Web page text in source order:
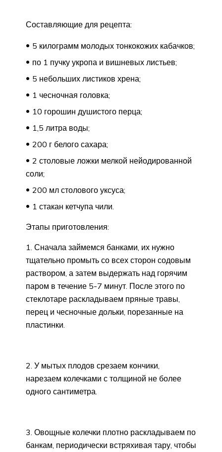
Составляющие для рецепта:
5 килограмм молодых тонкокожих кабачков;
по 1 пучку укропа и вишневых листьев;
5 небольших листиков хрена;
1 чесночная головка;
10 горошин душистого перца;
1,5 литра воды;
200 г белого сахара;
2 столовые ложки мелкой нейодированной
соли;
200 мл столового уксуса;
1 стакан кетчупа чили.
Этапы приготовления:
1. Сначала займемся банками, их нужно
тщательно промыть со всех сторон содовым
раствором, а затем выдержать над горячим
паром в течение 5-7 минут. После этого по
стеклотаре раскладываем пряные травы,
перец и чесночные дольки, порезанные на
пластинки.
2. У мытых плодов срезаем кончики,
нарезаем колечками с толщиной не более
одного сантиметра.
3. Овощные колечки плотно раскладываем по
банкам, периодически встряхивая тару, чтобы